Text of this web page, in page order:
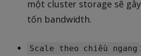
một cluster storage sẽ
tốn bandwidth.
Scale theo chiều ngang